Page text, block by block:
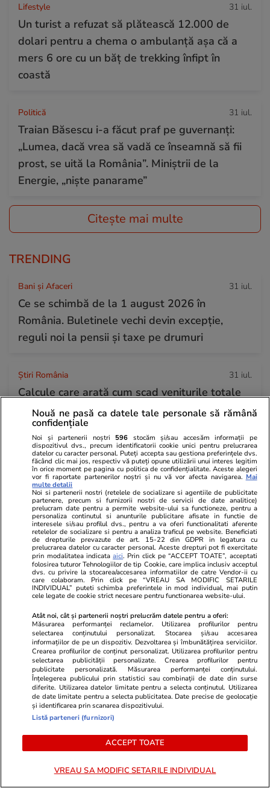
Lifestyle 31 iul.
Un turist a refuzat să plătească 12.000 de
dolari pentru a chema o ambulanță așa că a
mers 6 ore cu un băț de trekking înfipt în
coastă
Politică 31 iul.
Traian Băsescu i-a făcut praf pe guvernanți:
„Lumea, dacă vrea să vadă ce înseamnă să fii
prost, se uită la România”. Miniștrii de la
Energie, „niște panarame”
Citește mai multe
TRENDING
Bani și Afaceri 31 iul.
Ce se schimbă de la 1 august 2026 în
România. Buletinele vechi devin excepție,
reguli noi la pensii și taxe pe drumuri
Știri România 31 iul.
Calcule care arată cum scad veniturile totale
ale medicilor și asistentelor dacă se aplică
noua lege a salarizării
Știri Externe 31 iul.
Un șofer de TIR care a câștigat la loterie 220
de milioane de euro a murit: soția lui, obligată
acum să îi dea bani lunar fostei partenere
Horoscop 31 iul.
Horoscop Urania | Previziuni astrologice pentru
perioada 1 – 7 august 2026. Venus va intra în
zodia Balanței
Horoscop 31 iul. Lifestyle
Nouă ne pasă ca datele tale personale să rămână
confidențiale
Noi și partenerii noștri 596 stocăm și/sau accesăm informații pe
dispozitivul dvs., precum identificatorii cookie unici pentru prelucrarea
datelor cu caracter personal. Puteți accepta sau gestiona preferințele dvs.
făcând clic mai jos, respectiv vă puteți opune utilizării unui interes legitim
în orice moment pe pagina cu politica de confidențialitate. Aceste alegeri
vor fi raportate partenerilor noștri și nu vă vor afecta navigarea. Mai
multe detalii
Noi si partenerii nostri (retelele de socializare si agentiile de publicitate
partenere, precum si furnizorii nostri de servicii de date analitice)
prelucram date pentru a permite website-ului sa functioneze, pentru a
personaliza continutul si anunturile publicitare afisate in functie de
interesele si/sau profilul dvs., pentru a va oferi functionalitati aferente
retelelor de socializare si pentru a analiza traficul pe website. Beneficiati
de drepturile prevazute de art. 15-22 din GDPR in legatura cu
prelucrarea datelor cu caracter personal. Aceste drepturi pot fi exercitate
prin modalitatea indicataaici. Prin click pe “ACCEPT TOATE”, acceptati
folosirea tuturor Tehnologiilor de tip Cookie, care implica inclusiv acceptul
dvs. cu privire la stocarea/accesarea informatiilor de catre Vendor-ii cu
care colaboram. Prin click pe “VREAU SA MODIFIC SETARILE
INDIVIDUAL” puteti schimba preferintele in mod individual, mai putin
cele legate de cookie strict necesare pentru functionarea website-ului.
Atât noi, cât și partenerii noștri prelucrăm datele pentru a oferi:
Măsurarea performanței reclamelor. Utilizarea profilurilor pentru
selectarea conținutului personalizat. Stocarea și/sau accesarea
informațiilor de pe un dispozitiv. Dezvoltarea și îmbunătățirea serviciilor.
Crearea profilurilor de conținut personalizat. Utilizarea profilurilor pentru
selectarea publicității personalizate. Crearea profilurilor pentru
publicitate personalizată. Măsurarea performanței conținutului.
Înțelegerea publicului prin statistici sau combinații de date din surse
diferite. Utilizarea datelor limitate pentru a selecta conținutul. Utilizarea
de date limitate pentru a selecta publicitatea. Date precise de geolocație
și identificarea prin scanarea dispozitivului.
Listă parteneri (furnizori)
ACCEPT TOATE
VREAU SA MODIFIC SETARILE INDIVIDUAL